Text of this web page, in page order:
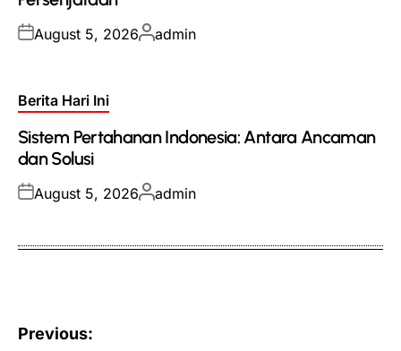
Posted
August 5, 2026Posted
admin
Posted
Berita Hari Ini
Sistem Pertahanan Indonesia: Antara Ancaman
dan Solusi
Posted
August 5, 2026Posted
admin
Post
Previous: